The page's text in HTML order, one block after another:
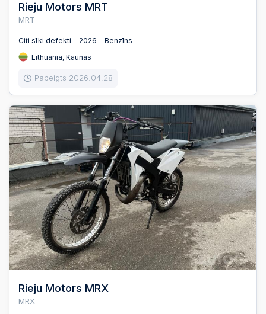
Rieju Motors MRT
MRT
Citi sīki defekti 2026
Benzīns
Lithuania, Kaunas
Pabeigts 2026.04.28
Rieju Motors MRX
MRX